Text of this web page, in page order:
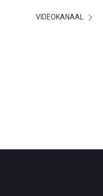
VIDEOKANAAL